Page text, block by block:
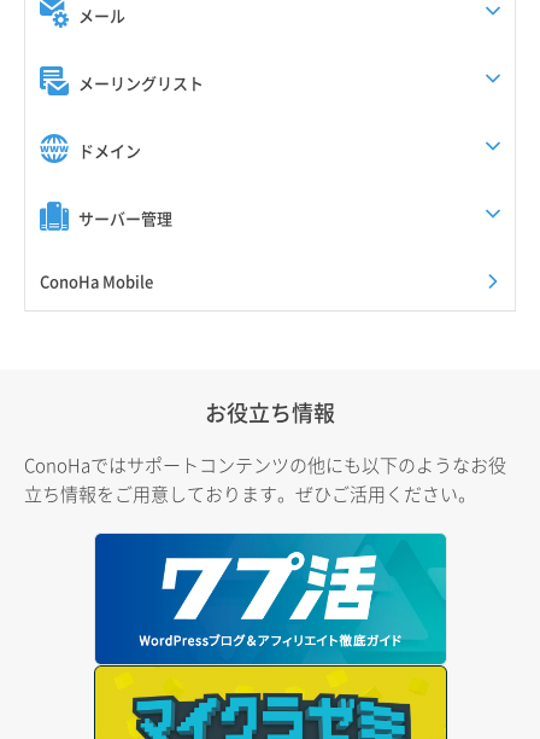
メール
メーリングリスト
ドメイン
サーバー管理
ConoHa Mobile
お役立ち情報
ConoHaではサポートコンテンツの他にも以下のようなお役
立ち情報をご用意しております。ぜひご活用ください。